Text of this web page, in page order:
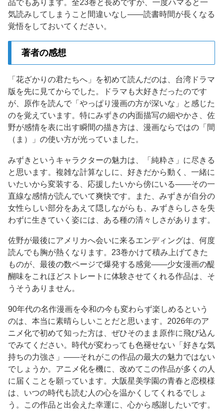
品でもあります。全23巻と長めですが、一度ハマると一
気読みしてしまうこと間違いなし——読書時間が長くなる
覚悟をしておいてください。
著者の感想
「花ざかりの君たちへ」を初めて読んだのは、台湾ドラマ
版を先に見てからでした。ドラマも大好きだったのです
が、原作を読んで「やっぱり漫画の方が深いな」と感じた
のを覚えています。特にみずきの内面描写の細やかさ、佐
野が感情を表に出す瞬間の描き方は、漫画ならではの「間
（ま）」の使い方が光っていました。
みずきというキャラクターの魅力は、「純粋さ」に尽きる
と思います。複雑な計算なしに、好きだから動く、一緒に
いたいから変装する、応援したいから傍にいる——その一
直線な感情が読んでいて爽快です。また、みずきが自分の
女性らしい部分をあえて隠しながらも、みずきらしさを失
わずに生きていく姿には、ある種の清々しさがあります。
佐野が最後にアメリカへ会いに来るエンディングは、何度
読んでも胸が熱くなります。23巻かけて積み上げてきた
ものが、最後の数ページで爆発する感覚——少女漫画の醍
醐味をこれほどストレートに体験させてくれる作品は、そ
うそうありません。
90年代の名作漫画を令和の今も変わらず楽しめるという
のは、本当に素晴らしいことだと思います。2026年のア
ニメ化で初めて知った方は、ぜひそのまま原作に飛び込ん
でみてください。時代が変わっても色褪せない「好きな気
持ちの力強さ」——それがこの作品の最大の魅力ではない
でしょうか。アニメ化を機に、改めてこの作品が多くの人
に届くことを願っています。大阪星美学園の青春と恋模様
は、いつの時代も読む人の心を温かくしてくれるでしょ
う。この作品と出会えた幸運に、心から感謝したいです。